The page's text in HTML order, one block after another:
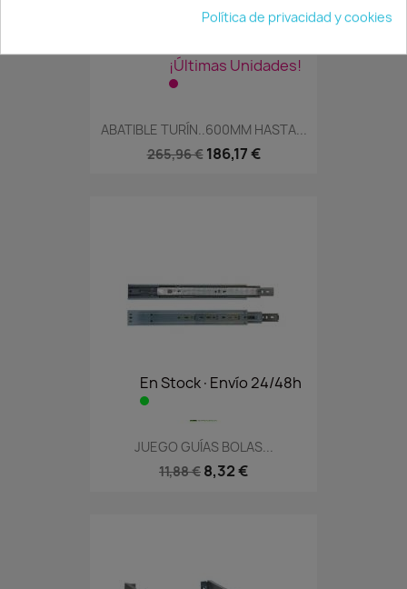
¡Últimas Unidades!
ABATIBLE TURÍN..600MM HASTA...
265,96 € 186,17 €
En Stock·Envío 24/48h
JUEGO GUÍAS BOLAS...
11,88 € 8,32 €
Política de privacidad y cookies